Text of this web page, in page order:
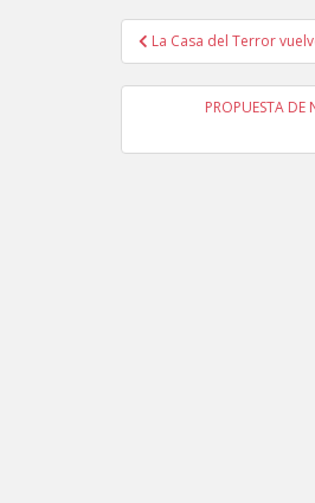
Navegación
La Casa del Terror
PROPUESTA DE